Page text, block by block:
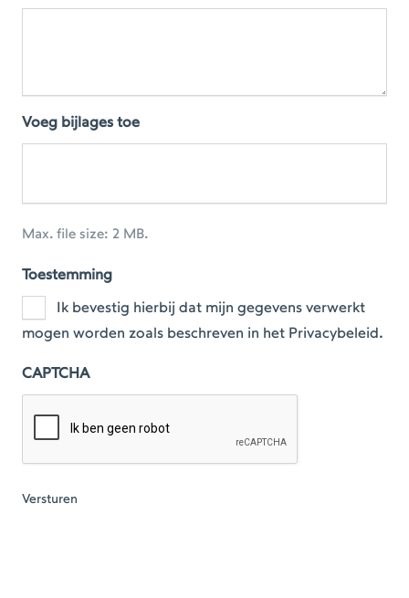
Voeg bijlages toe
Max. file size: 2 MB.
Toestemming
Ik bevestig hierbij dat mijn gegevens verwerkt
mogen worden zoals beschreven in het Privacybeleid.
CAPTCHA